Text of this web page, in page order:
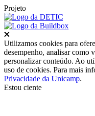
Projeto
Utilizamos cookies para
desempenho, analisar como
personalizar conteúdo. Ao
uso de cookies. Para mais
Privacidade da Unicamp.
Estou ciente